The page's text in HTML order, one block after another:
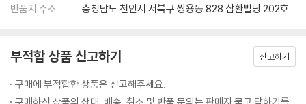
반품지 주소
충청남도 천안시 서북구 쌍용동 828 삼환빌딩 202호
부적합 상품 신고하기 신고하기
구매에 부적합한 상품은 신고해주세요.